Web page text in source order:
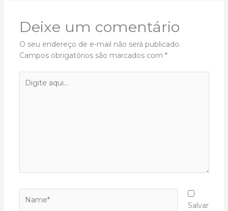
Deixe um comentário
O seu endereço de e-mail não será publicado.
Campos obrigatórios são marcados com *
aqui...
Salvar